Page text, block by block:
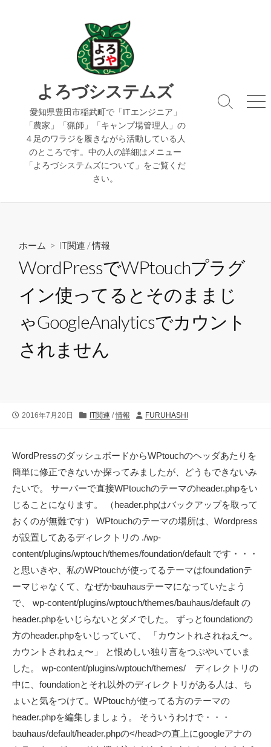
よろづシステムズ
愛知県豊田市稲武町で「ITエンジニア」
「農家」「猟師」「キャンプ場管理人」の
４足のワラジを履きながら活動している人
のところです。中の人の詳細はメニュー
「よろづシステムズについて」をご覧くだ
さい。
検
メ
ホーム > IT関連 /情報
WordPressでWPtouchプラグ
イン使ってるとそのままじ
ゃGoogleAnalyticsでカウント
されません
公
2016年7月20日
カ
ー
IT関連 /情報
投
FURUHASHI
WordPressのダッシュボードからWPtouchのヘッダあたりを
簡単に修正できないか探ってみましたが、どうもできないみ
たいで。 サーバーで直接WPtouchのテーマのheader.phpをい
じることになります。 （header.phpはバックアップを取って
おくのが無難です） WPtouchのテーマの場所は、Wordpress
が設置してあるディレクトリの ./wp-
content/plugins/wptouch/themes/foundation/default です・・・
と思いきや、私のWPtouchが使ってるテーマはfoundationテ
ーマじゃなくて、なぜかbauhausテーマになっていたよう
で、 wp-content/plugins/wptouch/themes/bauhaus/default の
header.phpをいじらないとダメでした。 ずっとfoundationの
方のheader.phpをいじっていて、 「カウントれされねえ〜。
カウントされねぇ〜」 と恨めしい独り言をつぶやいていま
した。 wp-content/plugins/wptouch/themes/ ディレクトリの
中に、foundationとそれ以外のディレクトリがある人は、ち
ょいと気をつけて。WPtouchが使ってる方のテーマの
header.phpを編集しましょう。 そういうわけで・・・
bauhaus/default/header.phpの</head>の直上にgoogleアナの